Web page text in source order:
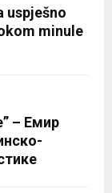
uspješno
minule
– Емир